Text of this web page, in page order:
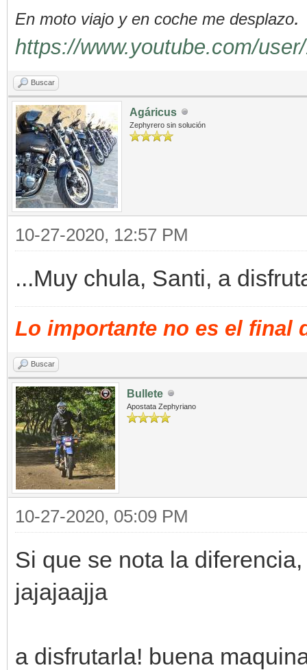
En moto viajo y en coche me desplazo.
https://www.youtube.com/
Buscar
Agáricus
Zephyrero sin solución
10-27-2020, 12:57 PM
...Muy chula, Santi, a
Lo importante no es el final
Buscar
Bullete
Apostata Zephyriano
10-27-2020, 05:09 PM
Si que se nota la
jajajaajja
a disfrutarla! buena